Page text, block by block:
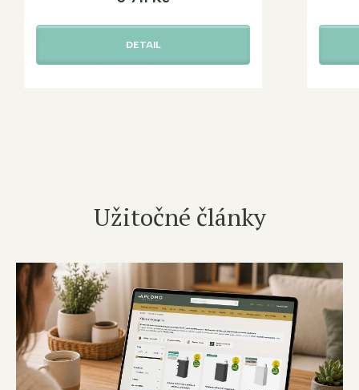
DETAIL
Užitočné články